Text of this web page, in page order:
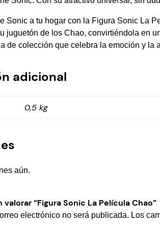
Sonic a tu hogar con la Figura Sonic La
juguetón de los Chao, convirtiéndola en
de colección que celebra la emoción y la
adicional
0,5 kg
aún.
“Figura Sonic La Película Chao”
electrónico no será publicada. Los